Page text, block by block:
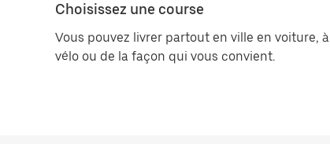
Choisissez une course
Vous pouvez livrer partout en ville en voiture, à
vélo ou de la façon qui vous convient.